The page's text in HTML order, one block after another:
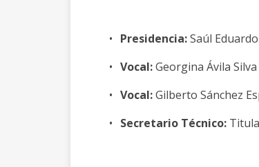
• Presidencia:Saúl
• Vocal:Georgina Ávila Silva
• Vocal:Gilberto Sánchez
• Secretario Técnico: